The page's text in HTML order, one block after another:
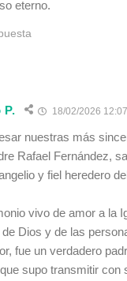
eterno.
P. 18/02/2026
nuestras más
Rafael Fernández,
y fiel heredero
vivo de amor a la
Dios y de las
fue un verdadero
supo transmitir con